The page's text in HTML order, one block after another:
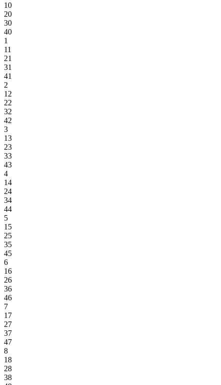
10
20
30
40
1
11
21
31
41
2
12
22
32
42
3
13
23
33
43
4
14
24
34
44
5
15
25
35
45
6
16
26
36
46
7
17
27
37
47
8
18
28
38